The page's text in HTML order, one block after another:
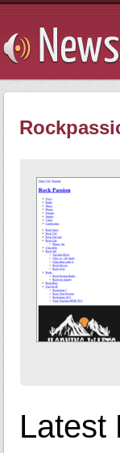
Latest